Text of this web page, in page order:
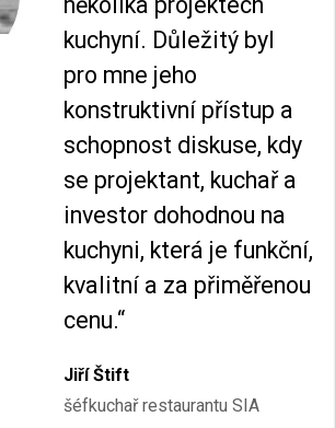
kuchyní. Důležitý byl
pro mne jeho
konstruktivní přístup a
schopnost diskuse, kdy
se projektant, kuchař a
investor dohodnou na
kuchyni, která je funkční,
kvalitní a za přiměřenou
cenu.“
Jiří Štift
šéfkuchař restaurantu SIA